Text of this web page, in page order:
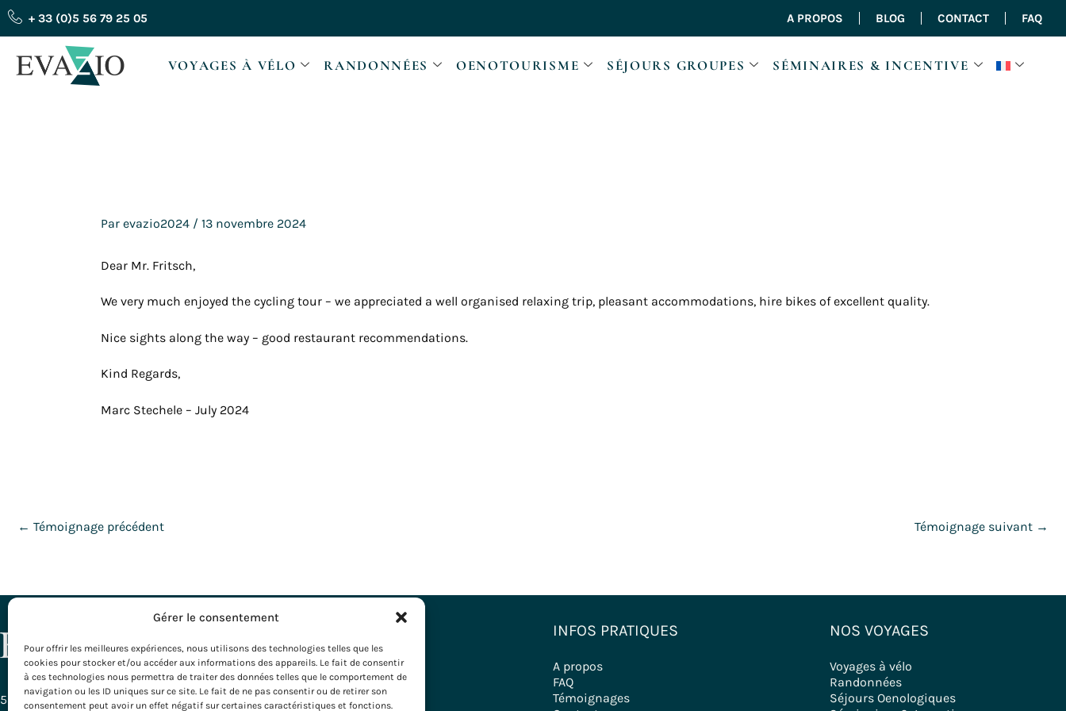
Gérer le consentement
Pour offrir les meilleures expériences, nous utilisons des technologies telles que les
cookies pour stocker et/ou accéder aux informations des appareils. Le fait de consentir
à ces technologies nous permettra de traiter des données telles que le comportement de
navigation ou les ID uniques sur ce site. Le fait de ne pas consentir ou de retirer son
consentement peut avoir un effet négatif sur certaines caractéristiques et fonctions.
Aller
au
contenu
+ 33 (0)5 56 79 25 05 A PROPOS BLOG CONTACT FAQ
VOYAGES À VÉLO RANDONNÉES OENOTOURISME SÉJOURS GROUPES SÉMINAIRES & INCENTIVE
Par evazio2024 / 13 novembre 2024
Dear Mr. Fritsch,
We very much enjoyed the cycling tour – we appreciated a well organised relaxing trip, pleasant accommodations, hire bikes of excellent quality.
Nice sights along the way – good restaurant recommendations.
Kind Regards,
Marc Stechele – July 2024
← Témoignage précédent Témoignage suivant →
58, Rue Ferrère
Toutes nos Destinations
Bordeaux – Gironde
Bourgogne
INFOS PRATIQUES
A propos
FAQ
Témoignages
NOS VOYAGES
Voyages à vélo
Randonnées
Séjours Oenologiques